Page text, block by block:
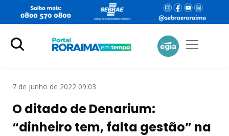
7 de junho de 2022 09:03
O ditado de Denarium:
“dinheiro tem, falta gestão” na